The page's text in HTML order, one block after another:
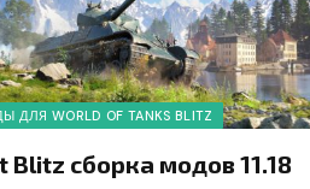
ДЛЯ WORLD OF TANKS BLITZ
Blitz сборка модов 11.18